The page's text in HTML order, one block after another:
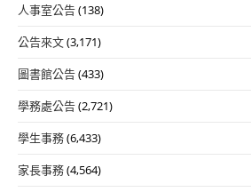
人事室公告(138)
公告來文(3,171)
圖書館公告(433)
學務處公告(2,721)
學生事務(6,433)
家長事務(4,564)